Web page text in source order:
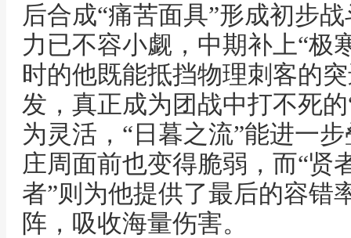
后合成“痛苦面具”形成初步
力已不容小觑，中期补上“极
时的他既能抵挡物理刺客的
发，真正成为团战中打不死
为灵活，“日暮之流”能进一
庄周面前也变得脆弱，而“贤
者”则为他提供了最后的容错
阵，吸收海量伤害。